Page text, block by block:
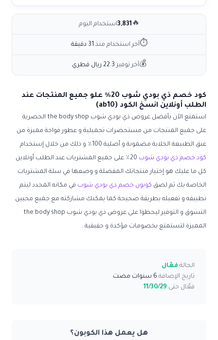
🔥
3,831استخدام اليوم
⏱آخر استخدام منذ 31 دقيقة
💰آخر توفير 22.3 ريال قطري
كود خصم ذي بودي شوب 20٪ علو جميع المنتجات عند
الطلب أونلاين انسخ الكود (ab10)
استمتع الآن بأفضل عروض ذي بودي شوب the body shop
الحصرية
على جميع المنتجات من مستحضرات تجميلية و عطور فواحة مميزة من
عبق الطبيعة الخلابة مضمونة و أصلية 100٪ و ذلك من خلال إستخدام
كود خصم ذي بودي شوب
20٪ على جميع المشتريات عند الطلب أونلاين
كل ما عليك هو إختيار منتجاتك المفضلة و وضعها في سلة المشتريات
الخاصة بك ثم لصق كوبون خصم ذي بودي شوب في مكانه المحدد ليتم
تطبيقه و تفعيله بطريقة صحيحة كما يمكنك مشاركته مع جميع محبين
التسوق و التوفير ليحظوا على عروض ذي بودي شوب the body shop
المميزة لتستمتع بخصومات مؤكدة و حقيقية .
الحالة:فعّال
تاريخ الإضافة:6 سنوات مضت
فعّال حتى:11/30/29
هل يعمل هذا الكوبون؟